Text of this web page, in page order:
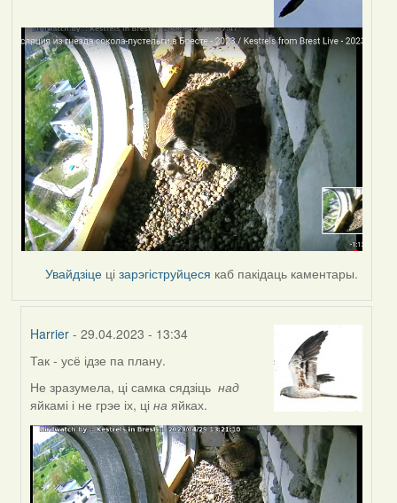
Увайдзіце цізарэгіструйцеся каб пакідаць каментары.
Harrier - 29.04.2023 - 13:34
In
reply
to
by
Lighty
Так - усё ідзе па плану.
Не зразумела, ці самка сядзіцьнад
яйкамі і не грэе іх, ціна яйках.